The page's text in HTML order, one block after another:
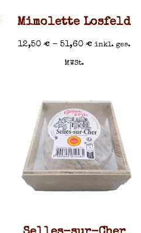
Mimolette Losfeld
12,50 €– 51,60 € inkl. ges.
MWSt.